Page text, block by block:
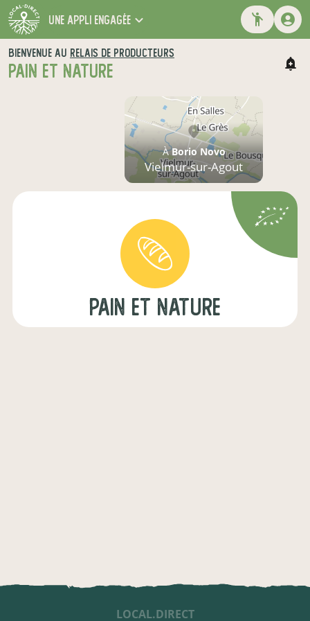
une appli engagée
BIENVENUE AU RELAIS DE PRODUCTEURS
PAIN ET NATURE
ÀBorio Novo
Vielmur-sur-Agout
Pain et nature
LOCAL.DIRECT